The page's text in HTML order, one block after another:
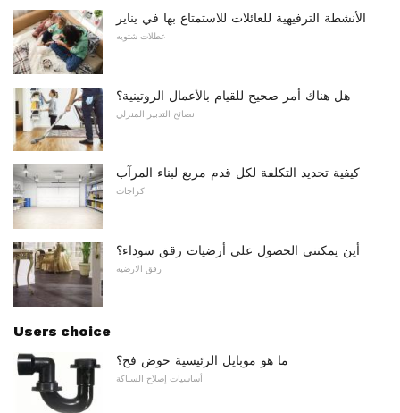
الأنشطة الترفيهية للعائلات للاستمتاع بها في يناير
عطلات شتويه
هل هناك أمر صحيح للقيام بالأعمال الروتينية؟
نصائح التدبير المنزلي
كيفية تحديد التكلفة لكل قدم مربع لبناء المرآب
كراجات
أين يمكنني الحصول على أرضيات رقق سوداء؟
رقق الارضيه
Users choice
ما هو موبايل الرئيسية حوض فخ؟
أساسيات إصلاح السباكة